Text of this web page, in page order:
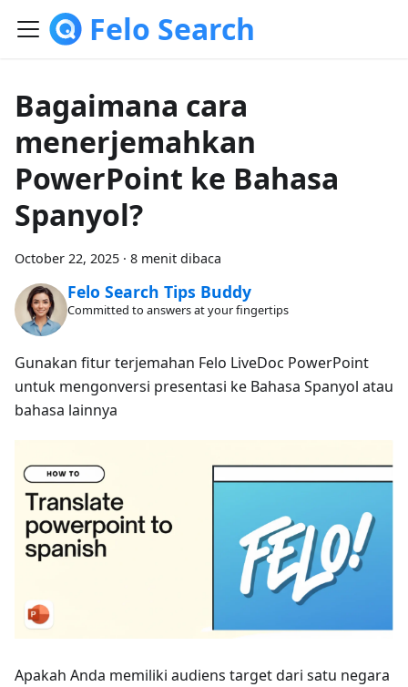
Felo Search
Bagaimana cara
menerjemahkan
PowerPoint ke Bahasa
Spanyol?
October 22, 2025 · 8 menit dibaca
Felo Search Tips Buddy
Committed to answers at your fingertips
Gunakan fitur terjemahan Felo LiveDoc PowerPoint
untuk mengonversi presentasi ke Bahasa Spanyol atau
bahasa lainnya
Apakah Anda memiliki audiens target dari satu negara